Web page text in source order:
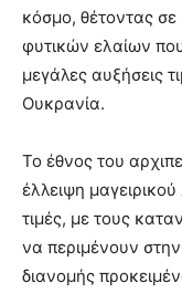
κόσμο, θέτοντας
φυτικών ελαίων
μεγάλες αυξήσεις
Ουκρανία.
Το έθνος του
έλλειψη
τιμές, με τους
να περιμένουν
διανομής